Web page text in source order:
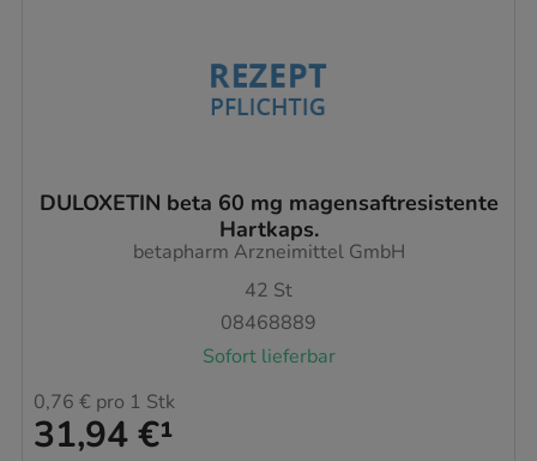
DULOXETIN beta 60 mg magensaftresistente
Hartkaps.
betapharm Arzneimittel GmbH
42 St
08468889
Sofort lieferbar
31,94 €¹
0,76 € pro 1 Stk